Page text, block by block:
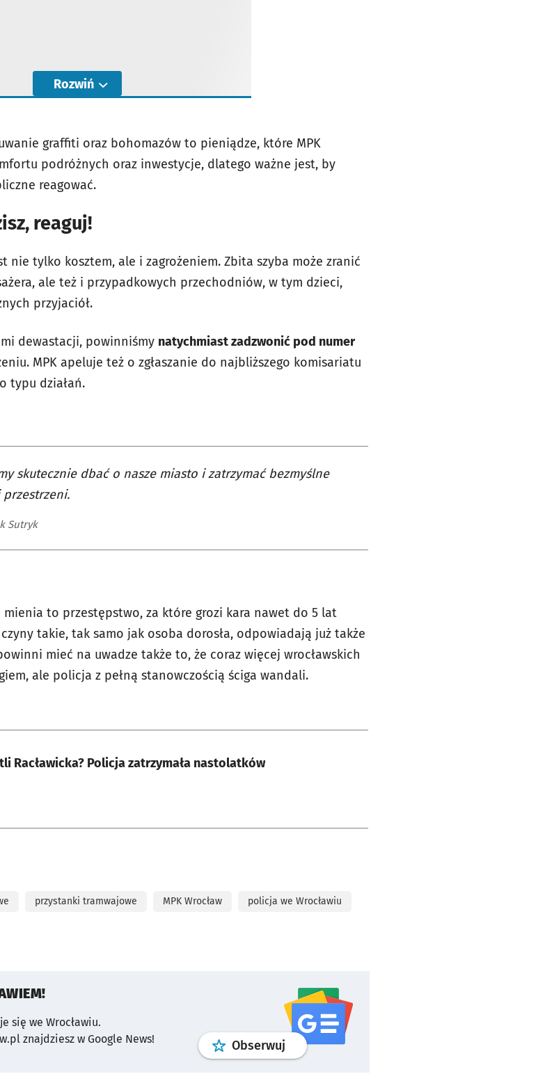
Rozwiń
graffiti oraz bohomazów to pieniądze, które MPK
podróżnych oraz inwestycje, dlatego ważne jest, by
reagować.
reaguj!
nie tylko kosztem, ale i zagrożeniem. Zbita szyba może zranić
ale też i przypadkowych przechodniów, w tym dzieci,
przyjaciół.
dewastacji, powinniśmy natychmiast zadzwonić pod numer
MPK apeluje też o zgłaszanie do najbliższego komisariatu
typu działań.
skutecznie dbać o nasze miasto i zatrzymać bezmyślne
Sutryk
to przestępstwo, za które grozi kara nawet do 5 lat
takie, tak samo jak osoba dorosła, odpowiadają już także
mieć na uwadze także to, że coraz więcej wrocławskich
ale policja z pełną stanowczością ściga wandali.
Racławicka? Policja zatrzymała nastolatków
przystanki tramwajowe MPK Wrocław policja we Wrocławiu
się we Wrocławiu.
znajdziesz w Google News!
Obserwuj profilgoogle news